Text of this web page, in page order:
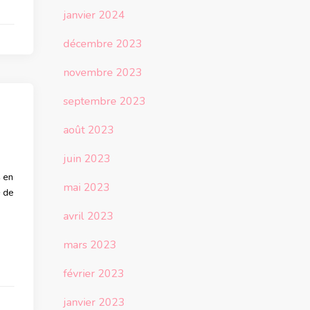
de
janvier 2024
décembre 2023
novembre 2023
septembre 2023
août 2023
juin 2023
mai 2023
avril 2023
mars 2023
février 2023
janvier 2023